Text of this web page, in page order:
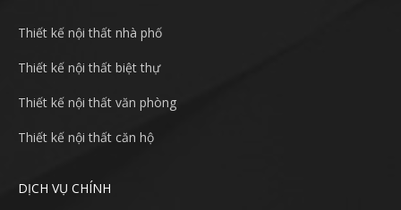
Thiết kế nội thất nhà phố
Thiết kế nội thất biệt thự
Thiết kế nội thất văn phòng
Thiết kế nội thất căn hộ
DỊCH VỤ CHÍNH